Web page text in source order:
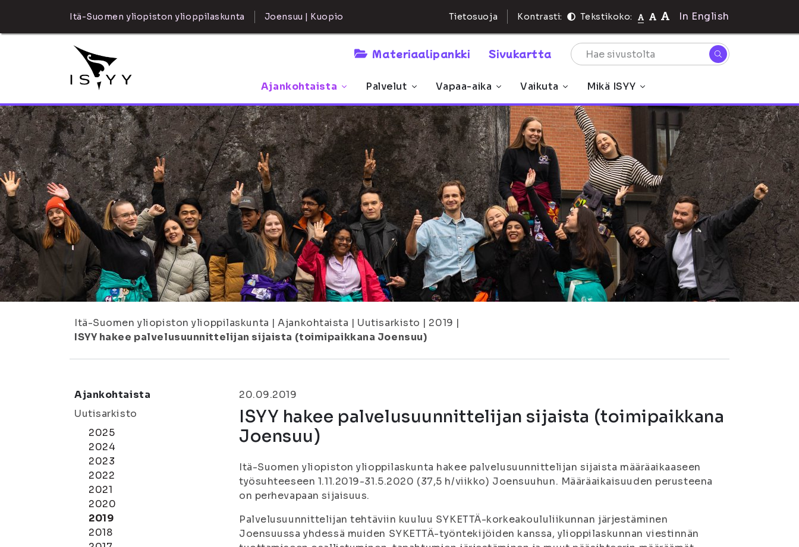
Itä-Suomen yliopiston ylioppilaskunta Joensuu | Kuopio Tietosuoja Kontrasti: Tekstikoko: In English
Materiaalipankki Sivukartta
Ajankohtaista Palvelut Vapaa-aika Vaikuta Mikä ISYY
Itä-Suomen yliopiston ylioppilaskunta | Ajankohtaista | Uutisarkisto | 2019 |
ISYY hakee palvelusuunnittelijan sijaista (toimipaikkana Joensuu)
Ajankohtaista
Uutisarkisto
2025
2024
2023
2022
2021
2020
2019
2018
20.09.2019
ISYY hakee palvelusuunnittelijan sijaista (toimipaikkana
Joensuu)
Itä-Suomen yliopiston ylioppilaskunta hakee palvelusuunnittelijan sijaista määräaikaaseen
työsuhteeseen 1.11.2019-31.5.2020 (37,5 h/viikko) Joensuuhun. Määräaikaisuuden perusteena
on perhevapaan sijaisuus.
Palvelusuunnittelijan tehtäviin kuuluu SYKETTÄ-korkeakoululiikunnan järjestäminen
Joensuussa yhdessä muiden SYKETTÄ-työntekijöiden kanssa, ylioppilaskunnan viestinnän